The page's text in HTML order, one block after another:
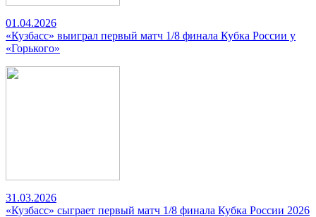
01.04.2026
«Кузбасс» выиграл первый матч 1/8 финала Кубка России у
«Горького»
31.03.2026
«Кузбасс» сыграет первый матч 1/8 финала Кубка России 2026